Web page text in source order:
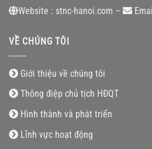
Website : stnc-hanoi.com –
VỀ CHÚNG TÔI
Giới thiệu về chúng tôi
Thông điệp chủ tịch HĐQT
Hình thành và phát triển
Lĩnh vực hoạt động